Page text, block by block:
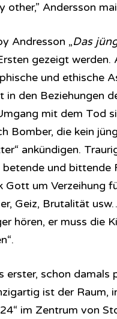
other,” Andersson
Andresson „Das
gezeigt werden.
und ethische
in den Beziehungen
mit dem Tod
Bomber, die kein
ankündigen.
und bittende
Gott um Verzeihung
Geiz, Brutalität
hören, er muss die
erster, schon damals
ist der Raum,
im Zentrum von